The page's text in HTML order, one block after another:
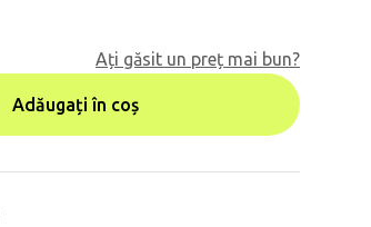
Ați găsit un preț mai bun?
Adăugați în coș